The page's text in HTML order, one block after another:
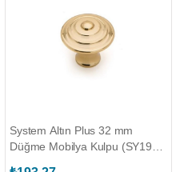
System Altın Plus 32 mm
Düğme Mobilya Kulpu (SY1935